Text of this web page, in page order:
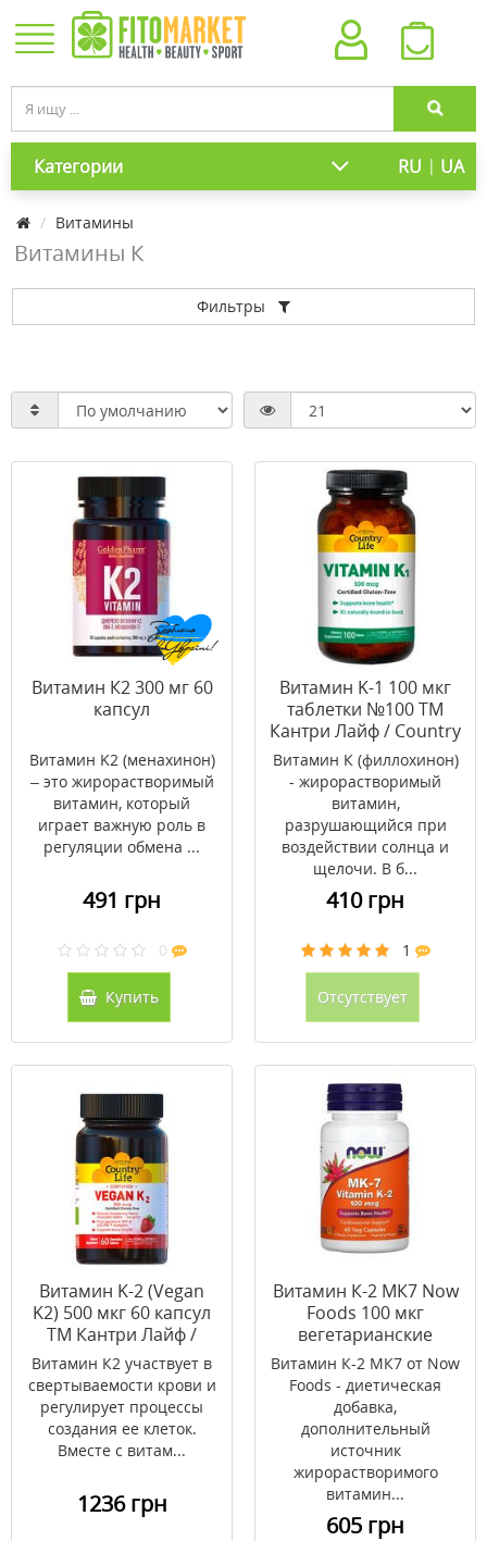
Категории RU | UA
Витамины
Витамины К
Фильтры
Витамин К2 300 мг 60
капсул
Витамин K2 (менахинон)
– это жирорастворимый
витамин, который
играет важную роль в
регуляции обмена ...
491 грн
0
Купить
Витамин K-1 100 мкг
таблетки №100 ТМ
Кантри Лайф / Country
Life
Витамин К (филлохинон)
- жирорастворимый
витамин,
разрушающийся при
воздействии солнца и
щелочи. В б...
410 грн
1
Отсутствует
Витамин K-2 (Vegan
K2) 500 мкг 60 капсул
ТМ Кантри Лайф /
Country Life
Витамин К2 участвует в
свертываемости крови и
регулирует процессы
создания ее клеток.
Вместе с витам...
1236 грн
Витамин К-2 МК7 Now
Foods 100 мкг
вегетарианские
капсулы №60
Витамин К-2 МК7 от Now
Foods - диетическая
добавка,
дополнительный
источник
жирорастворимого
витамин...
605 грн